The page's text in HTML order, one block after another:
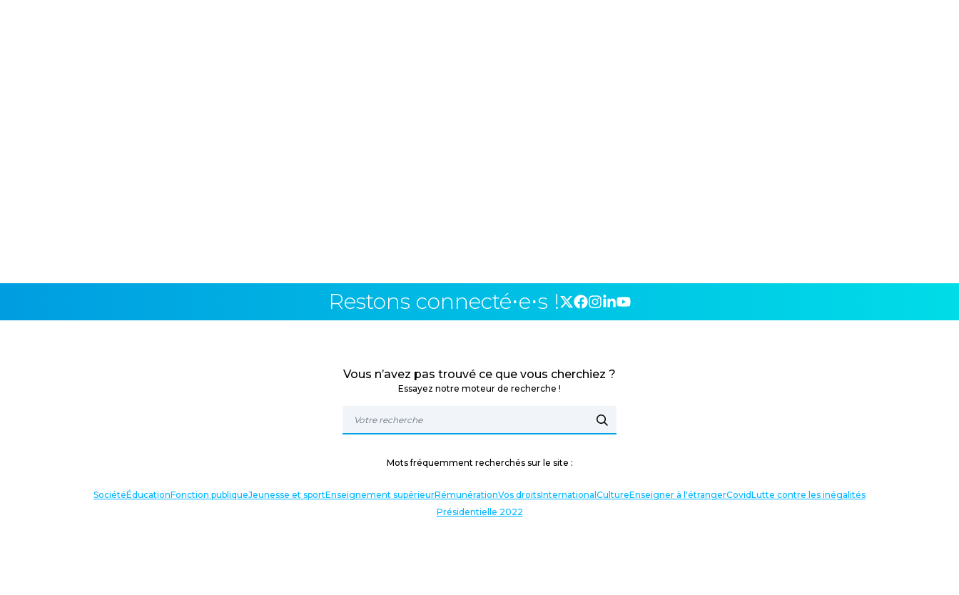
Restons connecté⋅e⋅s !
Vous n’avez pas trouvé ce que vous cherchiez ?
Essayez notre moteur de recherche !
Mots fréquemment recherchés sur le site :
SociétéÉducationFonction publiqueJeunesse et sportEnseignement supérieurRémunérationVos droitsInternational CultureEnseigner à l'étrangerCovidLutte contre les inégalités
Présidentielle 2022